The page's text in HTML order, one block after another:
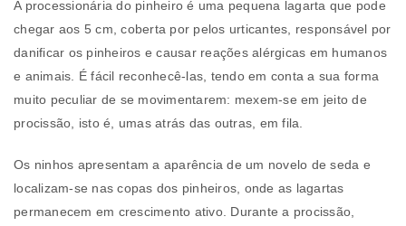
A processionária do pinheiro é uma pequena lagarta que pode
chegar aos 5 cm, coberta por pelos urticantes, responsável por
danificar os pinheiros e causar reações alérgicas em humanos
e animais. É fácil reconhecê-las, tendo em conta a sua forma
muito peculiar de se movimentarem: mexem-se em jeito de
procissão, isto é, umas atrás das outras, em fila.
Os ninhos apresentam a aparência de um novelo de seda e
localizam-se nas copas dos pinheiros, onde as lagartas
permanecem em crescimento ativo. Durante a procissão,